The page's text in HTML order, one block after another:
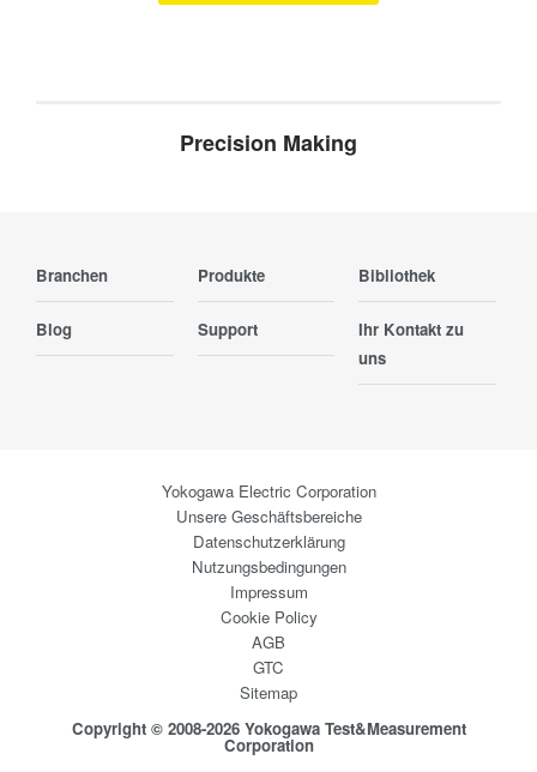
Precision Making
Branchen Produkte Bibliothek
Blog Support
Ihr Kontakt zu
uns
Yokogawa Electric Corporation
Unsere Geschäftsbereiche
Datenschutzerklärung
Nutzungsbedingungen
Impressum
Cookie Policy
AGB
GTC
Sitemap
Copyright © 2008-2026 Yokogawa Test&Measurement
Corporation